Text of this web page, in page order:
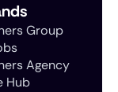
Group
Agency
Hub